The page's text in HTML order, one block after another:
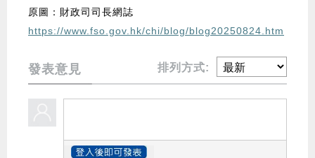
原圖：財政司司長網誌
https://www.fso.gov.hk/chi/blog/blog20250824.htm
發表意見 排列方式: